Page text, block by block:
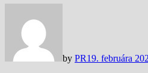
by PR19. februára